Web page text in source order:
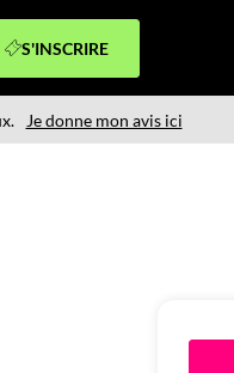
S'INSCRIRE
Je donne mon avis ici